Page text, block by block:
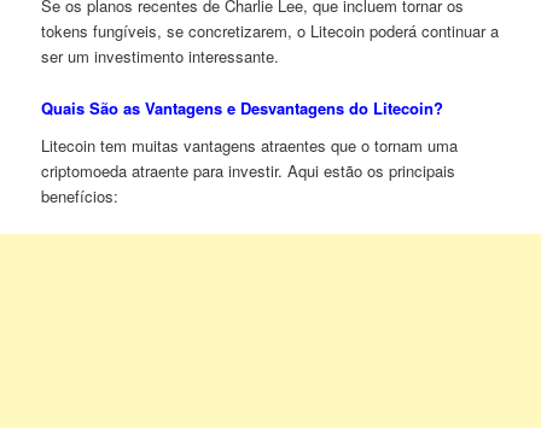
Se os planos recentes de Charlie Lee, que incluem tornar os
tokens fungíveis, se concretizarem, o Litecoin poderá continuar a
ser um investimento interessante.
Quais São as Vantagens e Desvantagens do Litecoin?
Litecoin tem muitas vantagens atraentes que o tornam uma
criptomoeda atraente para investir. Aqui estão os principais
benefícios: